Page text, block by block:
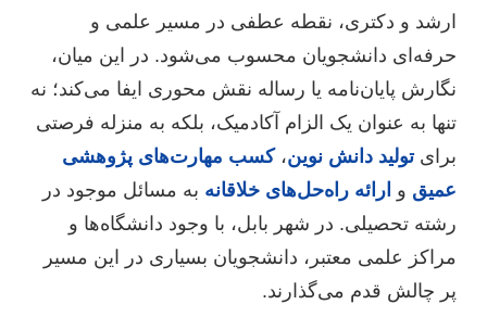
ارشد و دکتری، نقطه عطفی در مسیر علمی و
حرفه‌ای دانشجویان محسوب می‌شود. در این میان،
نگارش پایان‌نامه یا رساله نقش محوری ایفا می‌کند؛ نه
تنها به عنوان یک الزام آکادمیک، بلکه به منزله فرصتی
برایتولید دانش نوین،کسب مهارت‌های پژوهشی
عمیق و ارائه راه‌حل‌های خلاقانه به مسائل موجود در
رشته تحصیلی. در شهر بابل، با وجود دانشگاه‌ها و
مراکز علمی معتبر، دانشجویان بسیاری در این مسیر
پر چالش قدم می‌گذارند.